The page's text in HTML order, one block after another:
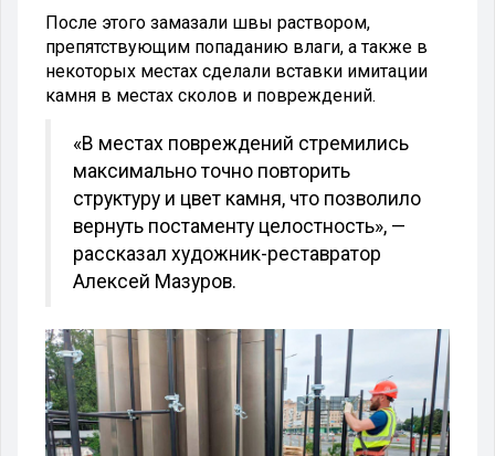
После этого замазали швы раствором,
препятствующим попаданию влаги, а также в
некоторых местах сделали вставки имитации
камня в местах сколов и повреждений.
«В местах повреждений стремились
максимально точно повторить
структуру и цвет камня, что позволило
вернуть постаменту целостность», —
рассказал художник-реставратор
Алексей Мазуров.